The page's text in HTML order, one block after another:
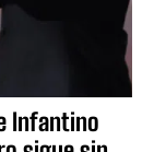
Infantino